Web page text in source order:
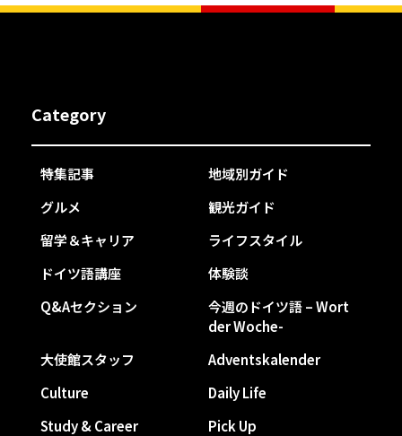
Category
特集記事
地域別ガイド
グルメ
観光ガイド
留学＆キャリア
ライフスタイル
ドイツ語講座
体験談
Q&Aセクション
今週のドイツ語 – Wort
der Woche-
大使館スタッフ
Adventskalender
Culture
Daily Life
Study & Career
Pick Up